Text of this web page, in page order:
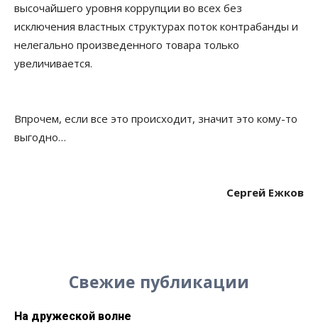
высочайшего уровня коррупции во всех без
исключения властных структурах поток контрабанды и
нелегально произведенного товара только
увеличивается.
Впрочем, если все это происходит, значит это кому-то
выгодно…
Сергей Ежков
Свежие публикации
На дружеской волне